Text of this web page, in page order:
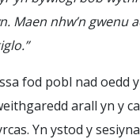
Maen nhw’n gwenu
fod pobl nad oedd
arall yn y
Yn ystod y